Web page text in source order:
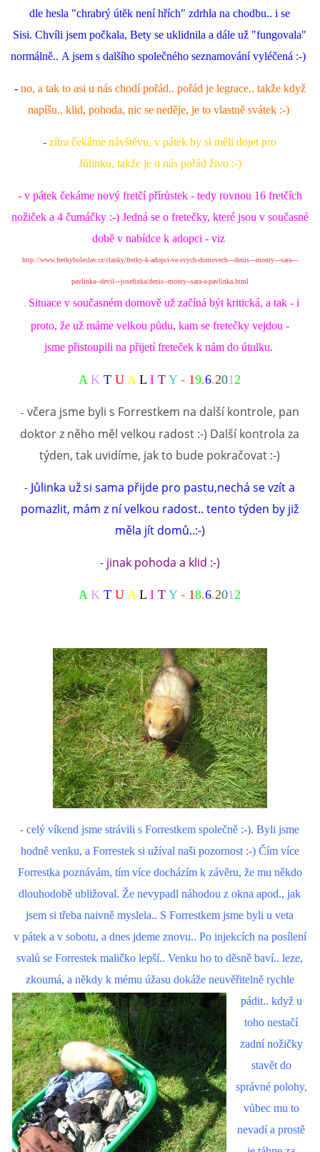
dle hesla "chrabrý útěk není hřích" zdrhla na chodbu.. i se
Sisi. Chvíli jsem počkala, Bety se uklidnila a dále už "fungovala"
normálně.. A jsem s dalšího společného seznamování vyléčená :-)
- no, a tak to asi u nás chodí pořád.. pořád je legrace.. takže když
napíšu.. klid, pohoda, nic se neděje, je to vlastně svátek :-)
- zítra čekáme návštěvu, v pátek by si měli dojet pro
Jůlinku, takže je u nás pořád živo :-)
- v pátek čekáme nový fretčí přírůstek - tedy rovnou 16 fretčích
nožiček a 4 čumáčky :-) Jedná se o fretečky, které jsou v současné
době v nabídce k adopci - viz
http://www.fretkyboleslav.cz/clanky/fretky-k-adopci-ve-svych-domovech---denis---monty---sara---
pavlinka--devil---josefinka/denis--monty--sara-a-pavlinka.html
Situace v současném domově už začíná být kritická, a tak - i
proto, že už máme velkou půdu, kam se fretečky vejdou -
jsme přistoupili na přijetí freteček k nám do útulku.
AK T U A L I T Y- 19.6.2012
- včera jsme byli s Forrestkem na další kontrole, pan
doktor z něho měl velkou radost :-) Další kontrola za
týden, tak uvidíme, jak to bude pokračovat :-)
- Jůlinka už si sama přijde pro pastu,nechá se vzít a
pomazlit, mám z ní velkou radost.. tento týden by již
měla jít domů..:-)
- jinak pohoda a klid :-)
AK T U A L I T Y- 18.6.2012
- celý víkend jsme strávili s Forrestkem společně :-). Byli jsme
hodně venku, a Forrestek si užíval naši pozornost :-) Čím více
Forrestka poznávám, tím více docházím k závěru, že mu někdo
dlouhodobě ubližoval. Že nevypadl náhodou z okna apod., jak
jsem si třeba naivně myslela.. S Forrestkem jsme byli u veta
v pátek a v sobotu, a dnes jdeme znovu.. Po injekcích na posílení
svalů se Forrestek maličko lepší.. Venku ho to děsně baví.. leze,
zkoumá, a někdy k mému úžasu dokáže neuvěřitelně rychle
pádit.. když u
toho nestačí
zadní nožičky
stavět do
správné polohy,
vůbec mu to
nevadí a prostě